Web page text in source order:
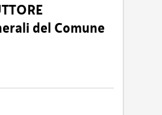
del Comune